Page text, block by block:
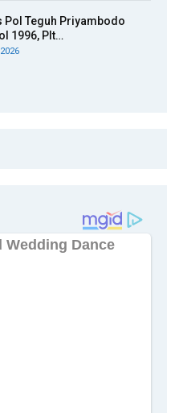
Pol Teguh Priyambodo
1996, Plt…